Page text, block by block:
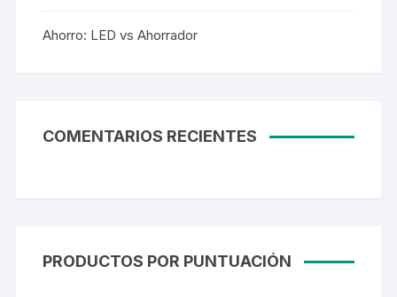
Ahorro: LED vs Ahorrador
COMENTARIOS RECIENTES
PRODUCTOS POR PUNTUACIÓN